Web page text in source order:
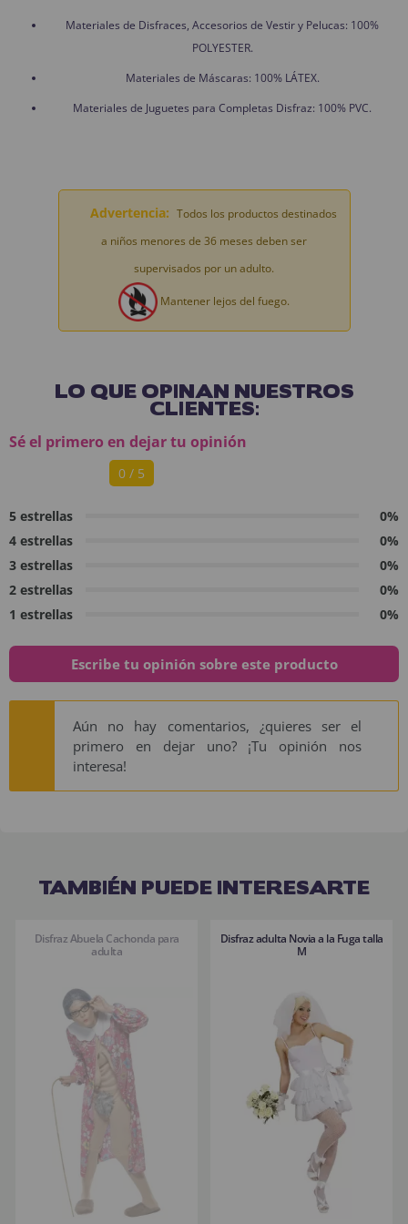
Materiales de Disfraces, Accesorios de Vestir y Pelucas: 100%
POLYESTER.
Materiales de Máscaras: 100% LÁTEX.
Materiales de Juguetes para Completas Disfraz: 100% PVC.
Advertencia: Todos los productos destinados
a niños menores de 36 meses deben ser
supervisados por un adulto.
Mantener lejos del fuego.
LO QUE OPINAN NUESTROS
CLIENTES:
Sé el primero en dejar tu opinión
0 / 5
5 estrellas
0%
4 estrellas
0%
3 estrellas
0%
2 estrellas
0%
1 estrellas
0%
Escribe tu opinión sobre este producto
Aún no hay comentarios, ¿quieres ser el
primero en dejar uno? ¡Tu opinión nos
interesa!
TAMBIÉN PUEDE INTERESARTE
Disfraz Abuela Cachonda para
adulta
Disfraz adulta Novia a la Fuga talla
M